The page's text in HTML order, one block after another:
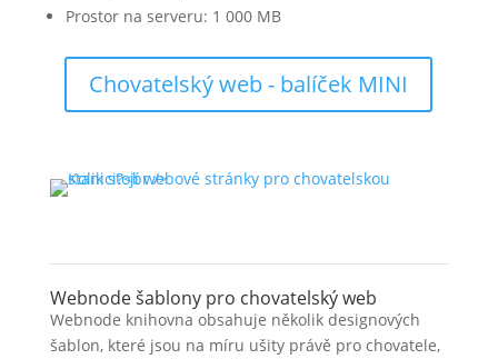
Prostor na serveru: 1 000 MB
Chovatelský web - balíček MINI
Webnode šablony pro chovatelský web
Webnode knihovna obsahuje několik designových
šablon, které jsou na míru ušity právě pro chovatele,